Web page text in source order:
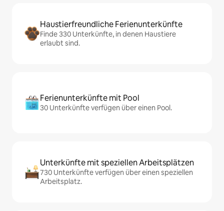
Haustierfreundliche Ferienunterkünfte
Finde 330 Unterkünfte, in denen Haustiere
erlaubt sind.
Ferienunterkünfte mit Pool
30 Unterkünfte verfügen über einen Pool.
Unterkünfte mit speziellen Arbeitsplätzen
730 Unterkünfte verfügen über einen speziellen
Arbeitsplatz.